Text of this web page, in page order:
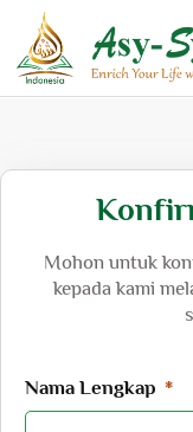
Mohon untuk
kepada kami
Nama Lengkap